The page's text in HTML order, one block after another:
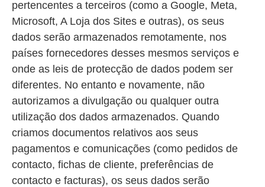
pertencentes a terceiros (como a Google, Meta,
Microsoft, A Loja dos Sites e outras), os seus
dados serão armazenados remotamente, nos
países fornecedores desses mesmos serviços e
onde as leis de protecção de dados podem ser
diferentes. No entanto e novamente, não
autorizamos a divulgação ou qualquer outra
utilização dos dados armazenados. Quando
criamos documentos relativos aos seus
pagamentos e comunicações (como pedidos de
contacto, fichas de cliente, preferências de
contacto e facturas), os seus dados serão